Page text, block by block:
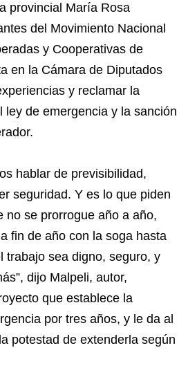
provincial María Rosa
del Movimiento Nacional
y Cooperativas de
en la Cámara de Diputados
y reclamar la
ley de emergencia y la sanción
hablar de previsibilidad,
seguridad. Y es lo que piden
no se prorrogue año a año,
fin de año con la soga hasta
trabajo sea digno, seguro, y
dijo Malpeli, autor,
que establece la
por tres años, y le da al
potestad de extenderla según